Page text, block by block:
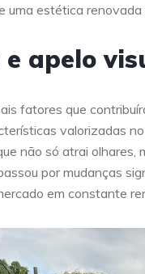
uma estética
e apelo
fatores que
valorizadas
não só atrai olhares,
por mudanças
em constante